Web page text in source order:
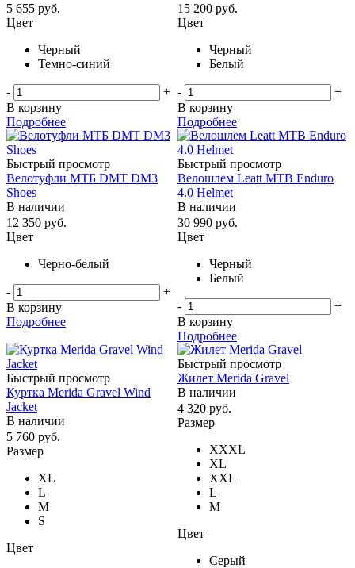
5 655 руб.
Цвет
Черный
Темно-синий
-
+
В корзину
Подробнее
15 200 руб.
Цвет
Черный
Белый
-
+
В корзину
Подробнее
Быстрый просмотр
Велотуфли МТБ DMT DM3
Shoes
В наличии
12 350 руб.
Цвет
Черно-белый
-
+
В корзину
Подробнее
Быстрый просмотр
Велошлем Leatt MTB Enduro
4.0 Helmet
В наличии
30 990 руб.
Цвет
Черный
Белый
-
+
В корзину
Подробнее
Быстрый просмотр
Куртка Merida Gravel Wind
Jacket
В наличии
5 760 руб.
Размер
XL
L
M
S
Цвет
Быстрый просмотр
Жилет Merida Gravel
В наличии
4 320 руб.
Размер
XXXL
XL
XXL
L
M
Цвет
Серый